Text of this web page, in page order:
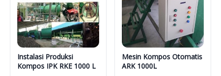
Instalasi Produksi
Kompos IPK RKE 1000 L
Mesin Kompos Otomatis
ARK 1000L